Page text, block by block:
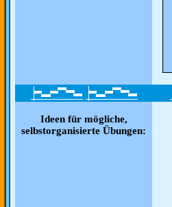
Ideen für mögliche,
selbstorganisierte Übungen: